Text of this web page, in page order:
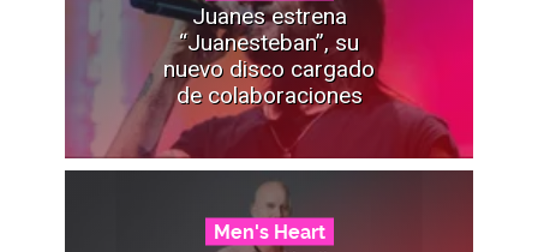
Juanes estrena
“Juanesteban”, su
nuevo disco cargado
de colaboraciones
Men's Heart